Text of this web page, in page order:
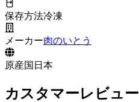
保存方法冷凍
メーカー肉のいとう
原産国 日本
カスタマーレビュー